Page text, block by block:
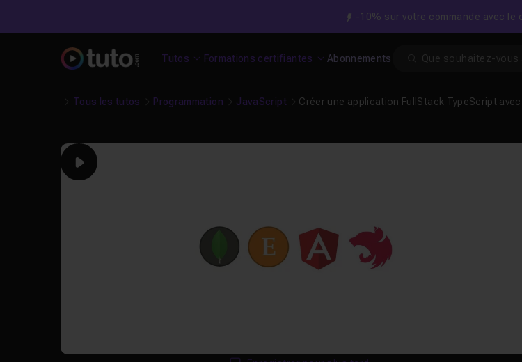
-10% sur votre commande avec le
Tutos Formations certifiantes Abonnements
Tous les tutos Programmation JavaScript Créer une application FullStack TypeScript
Play